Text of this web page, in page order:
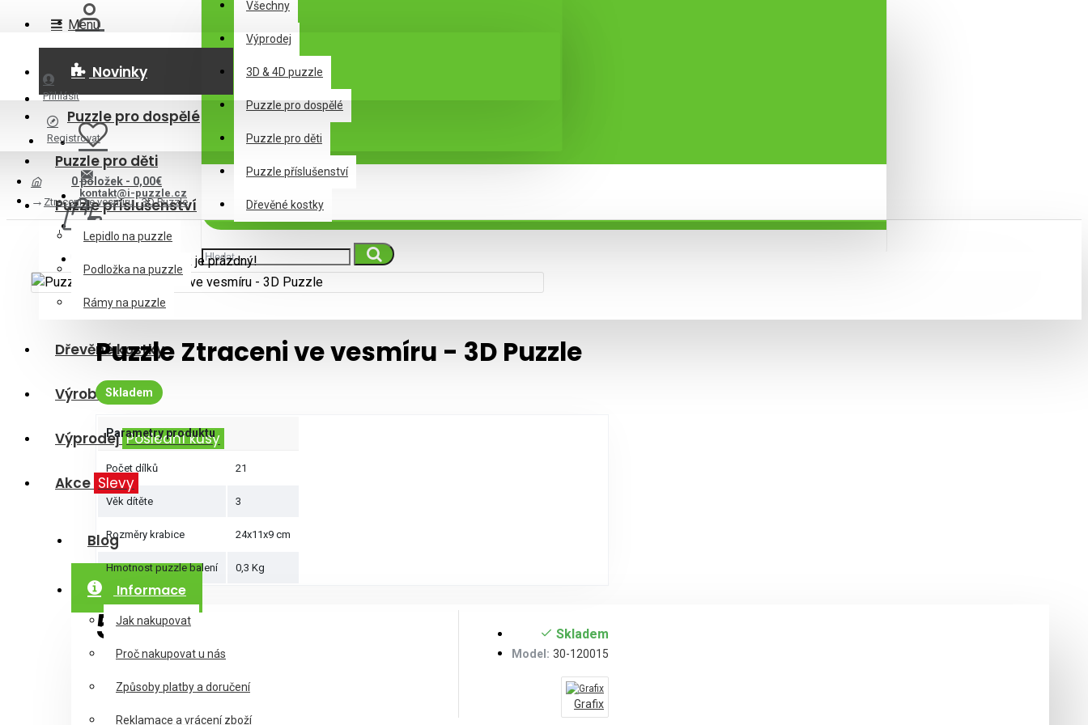
kontakt@i-puzzle.cz
Všechny
Výprodej
3D & 4D puzzle
Puzzle pro dospělé
Puzzle pro děti
Puzzle příslušenství
Dřevěné kostky
0 položek - 0,00€
Váš nákupní košík je prázdný!
Menu
Novinky
Puzzle pro dospělé
Puzzle pro děti
Puzzle příslušenství
Lepidlo na puzzle
Podložka na puzzle
Rámy na puzzle
Dřevěné kostky
Výrobci
Výprodej Poslední kusy
Akce Slevy
Blog
Informace
Jak nakupovat
Proč nakupovat u nás
Způsoby platby a doručení
Reklamace a vrácení zboží
Přihlásit
Registrovat
Ztraceni ve vesmíru - 3D Puzzle
Puzzle Ztraceni ve vesmíru - 3D Puzzle
Skladem
Parametry produktu
Počet dílků 21
Věk dítěte 3
Rozměry krabice 24x11x9 cm
Hmotnost puzzle balení 0,3 Kg
5,99€ Skladem
Model: 30-120015
Grafix